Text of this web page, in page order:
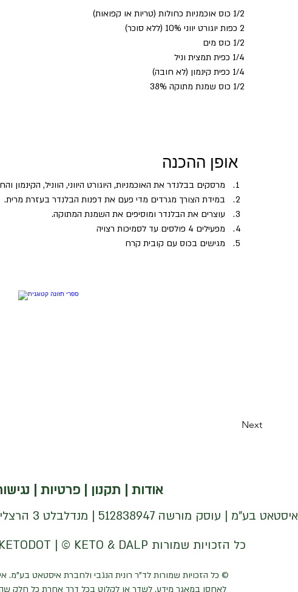
1/2 כוס אוכמניות כחולות (טריות או קפואות)
2 כפות יוגורט יווני 10% (ללא סוכר)
1/2 כוס מים
1/4 כפית תמצית וניל
1/4 כפית קינמון (לא חובה)
1/2 כוס שמנת מתוקה 38%
אופן ההכנה
מרסקים בבלנדר את האוכמניות, היוגורט היווני, הווניל,
במידת הצורך מגרדים מדי פעם את דפנות הבלנדר בעזרת מרית.
עוצרים את הבלנדר ומוסיפים את השמנת המתוקה.
מפעילים 4 פולסים עד לסמיכות רצויה
מגישים בכוס עם קובית קרח
Next
אודות תקנון |פרטיות
איסטאט בע"מ | עוסק מורשה 512838947 | מנדלבלט 3 הרצליה | 058-4637331 |
© כל הזכויות שמורות לד"ר רונית הנגבי ולחברת איסטאט בע"מ.
לאחסן במאגר מידע, לשדר או לקלוט בכל דרך אחרת כל חלק